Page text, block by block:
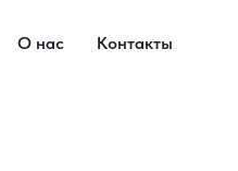
О нас Контакты